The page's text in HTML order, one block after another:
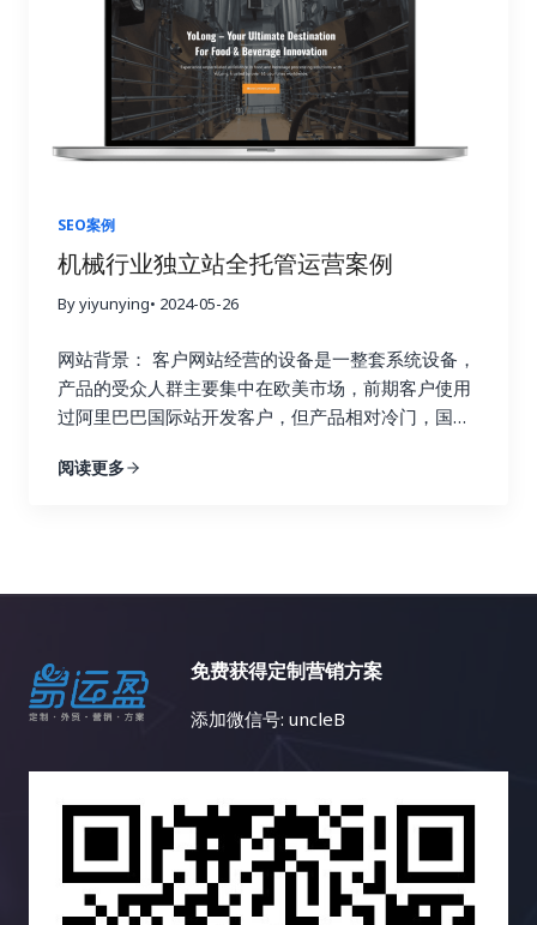
SEO案例
机械行业独立站全托管运营案例
By yiyunying• 2024-05-26
网站背景： 客户网站经营的设备是一整套系统设备，
产品的受众人群主要集中在欧美市场，前期客户使用
过阿里巴巴国际站开发客户，但产品相对冷门，国际
独立站，通过谷歌获客。
阅读更多
免费获得定制营销方案
添加微信号: uncleB